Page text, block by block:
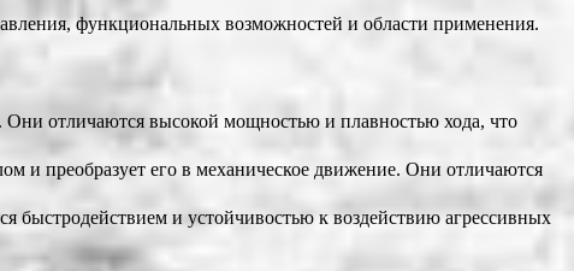
функциональных возможностей и области применения.
Они отличаются высокой мощностью и плавностью хода, что
и преобразует его в механическое движение. Они отличаются
быстродействием и устойчивостью к воздействию агрессивных